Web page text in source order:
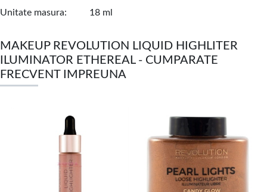
Unitate masura 18 ml
MAKEUP REVOLUTION LIQUID HIGHLITER
ILUMINATOR ETHEREAL - CUMPARATE
FRECVENT IMPREUNA